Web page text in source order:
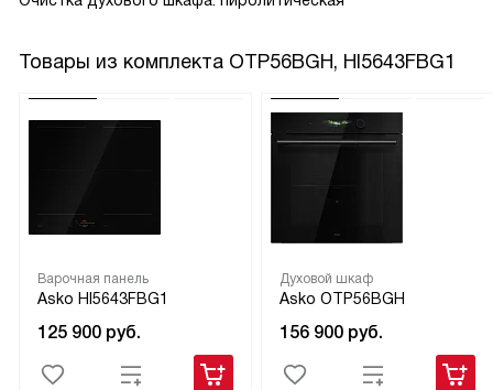
Товары из комплекта OTP56BGH, HI5643FBG1
Варочная панель
Asko HI5643FBG1
125 900 руб.
Духовой шкаф
Asko OTP56BGH
156 900 руб.